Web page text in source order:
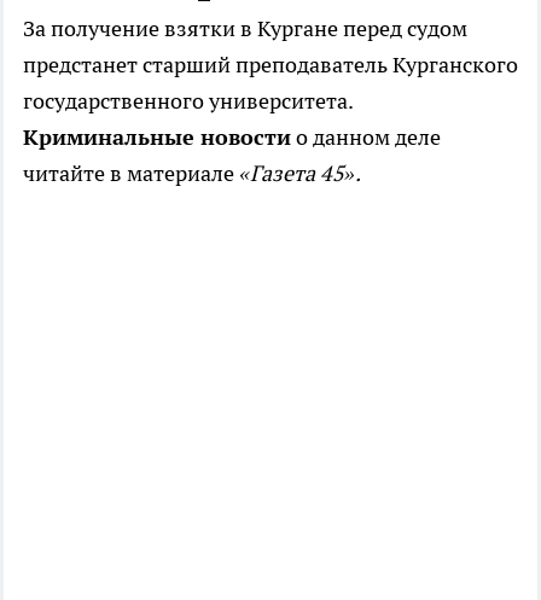
За получение взятки в Кургане перед судом
предстанет старший преподаватель Курганского
государственного университета.
Криминальные новостио данном деле
читайте в материале «Газета 45».